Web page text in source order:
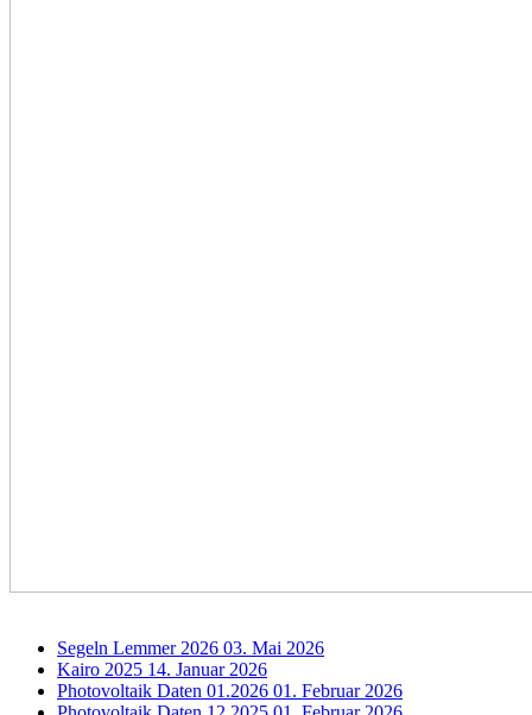
Segeln Lemmer 2026 03. Mai 2026
Kairo 2025 14. Januar 2026
Photovoltaik Daten 01.2026 01. Februar 2026